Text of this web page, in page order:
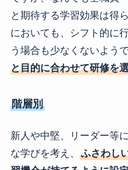
と期待する学習効果は得
においても、シフト的に
う場合も少なくないよう
と目的に合わせて研修を
階層別
新人や中堅、リーダー等
な学びを考え、
ふさわし